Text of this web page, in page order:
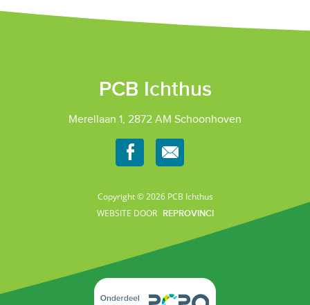
PCB Ichthus
Merellaan 1, 2872 AM Schoonhoven
Copyright © 2026 PCB Ichthus
WEBSITE DOOR
REPROVINCI